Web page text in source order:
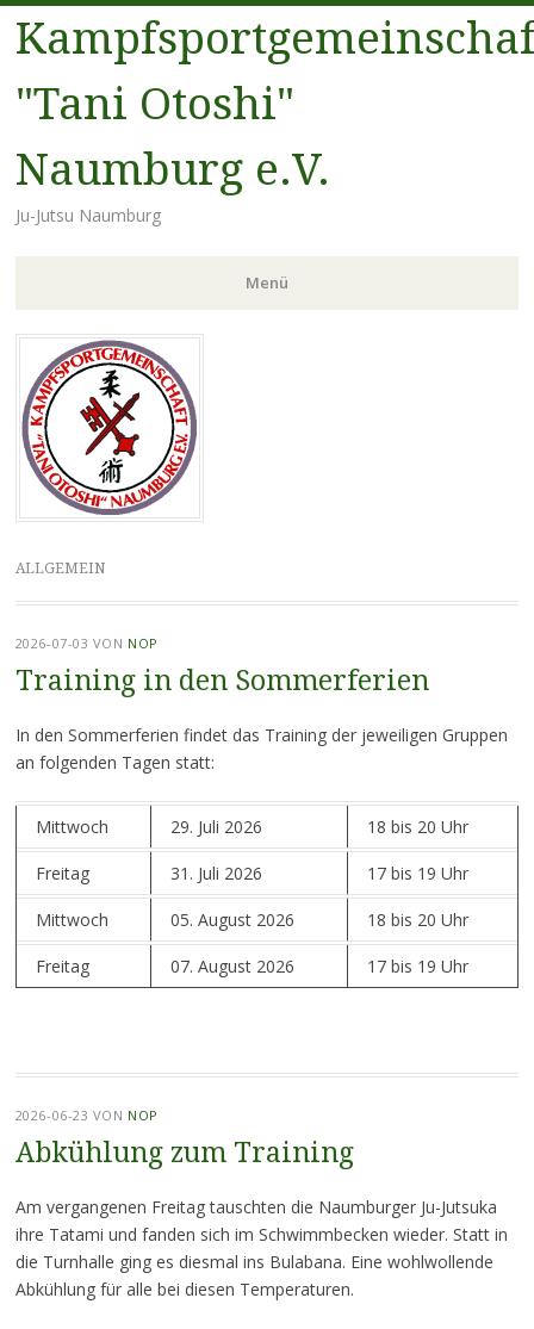
"Tani Otoshi"
Naumburg e.V.
Ju-Jutsu Naumburg
Menü
Zum
Inhalt
springen
ALLGEMEIN
2026-07-03 VON NOP
Training in den Sommerferien
In den Sommerferien findet das Training der jeweiligen Gruppen
an folgenden Tagen statt:
Mittwoch 29. Juli 2026 18 bis 20 Uhr
Freitag 31. Juli 2026 17 bis 19 Uhr
Mittwoch 05. August 2026 18 bis 20 Uhr
Freitag 07. August 2026 17 bis 19 Uhr
2026-06-23 VON NOP
Abkühlung zum Training
Am vergangenen Freitag tauschten die Naumburger Ju-Jutsuka
ihre Tatami und fanden sich im Schwimmbecken wieder. Statt in
die Turnhalle ging es diesmal ins Bulabana. Eine wohlwollende
Abkühlung für alle bei diesen Temperaturen.